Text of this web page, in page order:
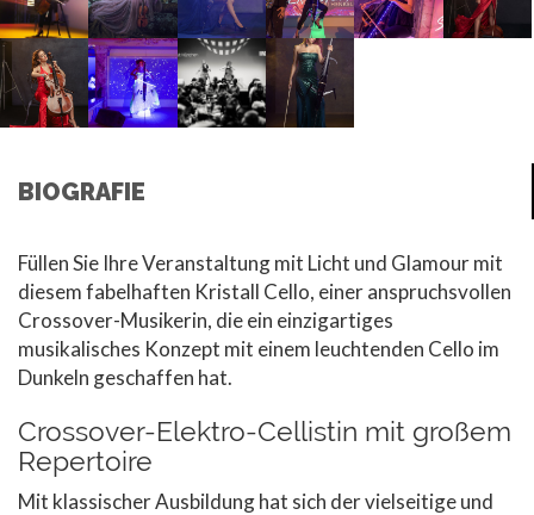
BIOGRAFIE
Füllen Sie Ihre Veranstaltung mit Licht und Glamour mit
diesem fabelhaften Kristall Cello, einer anspruchsvollen
Crossover-Musikerin, die ein einzigartiges
musikalisches Konzept mit einem leuchtenden Cello im
Dunkeln geschaffen hat.
Crossover-Elektro-Cellistin mit großem
Repertoire
Mit klassischer Ausbildung hat sich der vielseitige und